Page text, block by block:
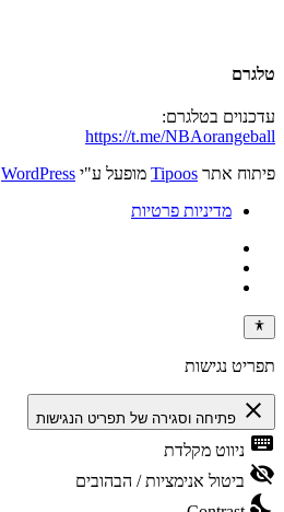
טלגרם
עדכנוים בטלגרם:
https://t.me/NBAorangeball
פיתוח אתר Tipoos מופעל ע"י WordPress
מדיניות פרטיות
תפריט נגישות
close פתיחה וסגירה של תפריט הנגישות
keyboard ניווט מקלדת
visibility_off ביטול אנימציות / הבהובים
nights_stay